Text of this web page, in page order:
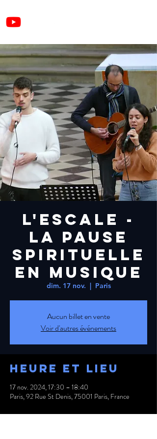
L'ESCALE -
la pause
spirituelle
en musique
dim. 17 nov.
  |
Paris
Aucun billet en vente
Voir d'autres événements
Heure et lieu
17 nov. 2024, 17:30 – 18:40
Paris, 92 Rue St Denis, 75001 Paris, France